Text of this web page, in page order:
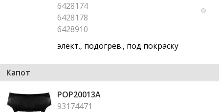
6428174
6428178
6428910
элект., подогрев., под покраску
Капот
POP20013A
93174471